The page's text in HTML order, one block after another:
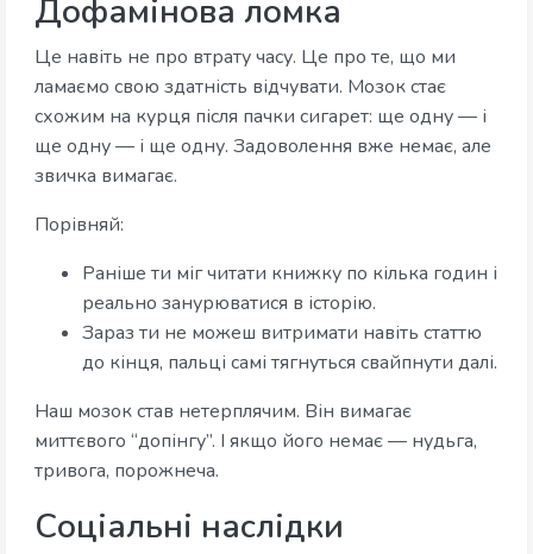
Дофамінова ломка
Це навіть не про втрату часу. Це про те, що ми
ламаємо свою здатність відчувати. Мозок стає
схожим на курця після пачки сигарет: ще одну — і
ще одну — і ще одну. Задоволення вже немає, але
звичка вимагає.
Порівняй:
Раніше ти міг читати книжку по кілька годин і
реально занурюватися в історію.
Зараз ти не можеш витримати навіть статтю
до кінця, пальці самі тягнуться свайпнути далі.
Наш мозок став нетерплячим. Він вимагає
миттєвого “допінгу”. І якщо його немає — нудьга,
тривога, порожнеча.
Соціальні наслідки